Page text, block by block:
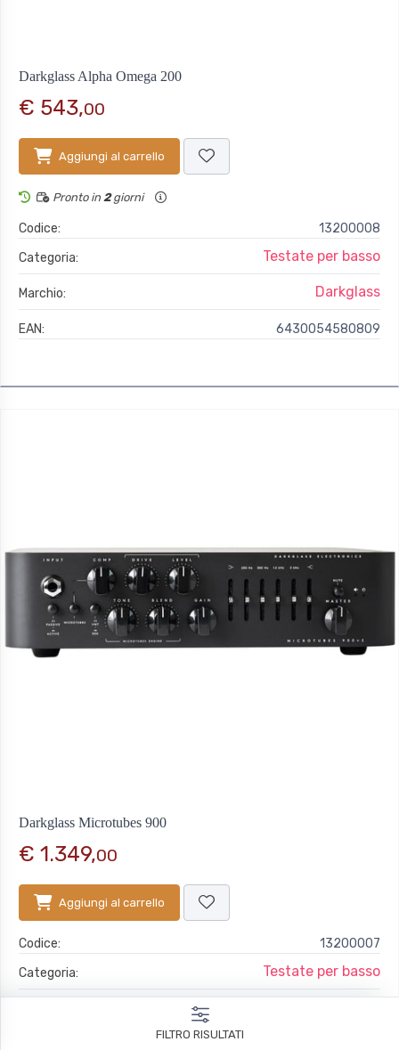
Darkglass Alpha Omega 200
€ 543,00
Aggiungi al carrello
Pronto in 2giorni
Codice:
13200008
Categoria:
Testate per basso
Marchio: Darkglass
EAN: 6430054580809
Darkglass Microtubes 900
€ 1.349,00
Aggiungi al carrello
Codice:
13200007
Categoria:
Testate per basso
FILTRO RISULTATI